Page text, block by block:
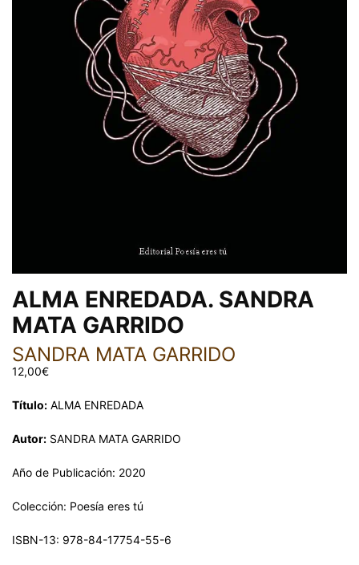
ALMA ENREDADA. SANDRA
MATA GARRIDO
SANDRA MATA GARRIDO
12,00€
Título: ALMA ENREDADA
Autor: SANDRA MATA GARRIDO
Año de Publicación: 2020
Colección: Poesía eres tú
ISBN-13: 978-84-17754-55-6